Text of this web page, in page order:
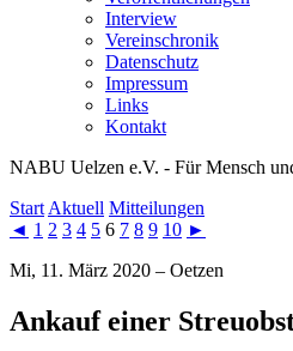
Interview
Vereinschronik
Datenschutz
Impressum
Links
Kontakt
NABU Uelzen e.V. - Für Mensch
Start Aktuell Mitteilungen
◄ 1 2 3 4 5 6 7 8 9 10 ►
Mi, 11. März 2020 – Oetzen
Ankauf einer